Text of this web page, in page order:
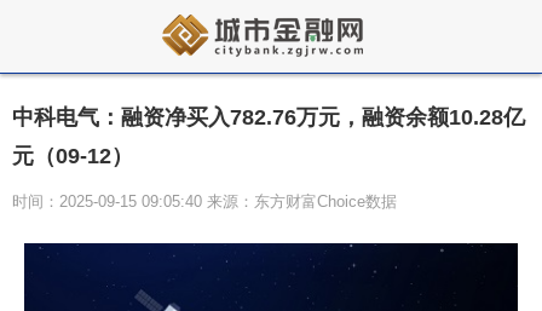
中科电气：融资净买入782.76万元，融资余额10.28亿
元（09-12）
时间：2025-09-15 09:05:40 来源：东方财富Choice数据